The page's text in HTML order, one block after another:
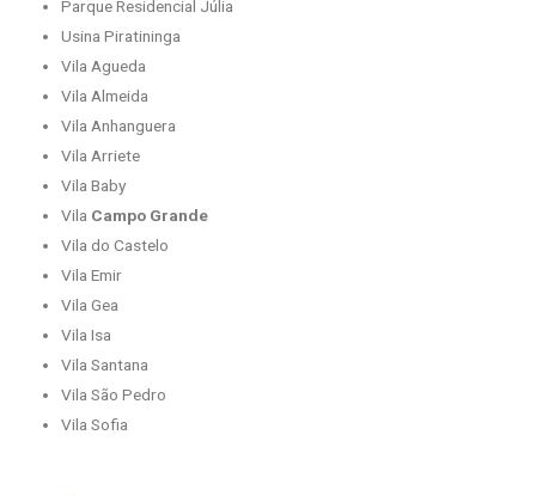
Parque Residencial Júlia
Usina Piratininga
Vila Agueda
Vila Almeida
Vila Anhanguera
Vila Arriete
Vila Baby
Vila Campo Grande
Vila do Castelo
Vila Emir
Vila Gea
Vila Isa
Vila Santana
Vila São Pedro
Vila Sofia